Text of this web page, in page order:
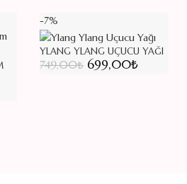
559,00₺.
-7%
YLANG YLANG UÇUCU YAĞI
749,00₺ Orijinal fiyat:
699,00₺